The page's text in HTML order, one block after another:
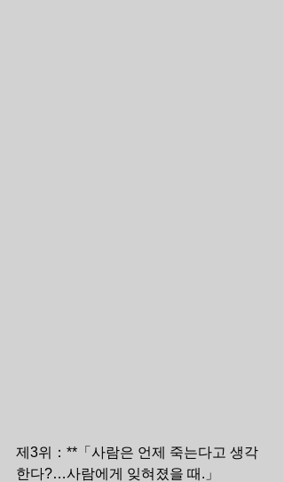
제3위：**「사람은 언제 죽는다고 생각
한다?…사람에게 잊혀졌을 때.」